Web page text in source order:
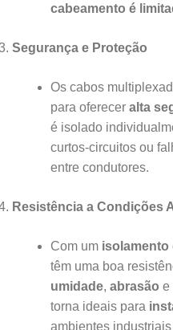
cabeamento é
Segurança e Proteção
Os cabos
para oferecer alta
é isolado
curtos-circuitos ou
entre condutores.
Resistência a Condições
Com um isolamento
têm uma boa
umidade, abrasão e
torna ideais para
ambientes